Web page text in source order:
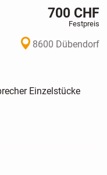
700 CHF
Festpreis
8600 Dübendorf
Einzelstücke